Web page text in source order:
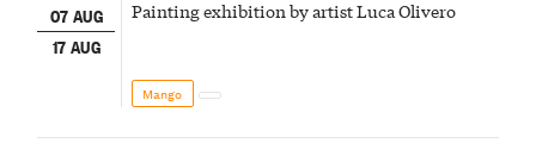
07 AUG
17 AUG
Painting exhibition by artist Luca Olivero
Mango